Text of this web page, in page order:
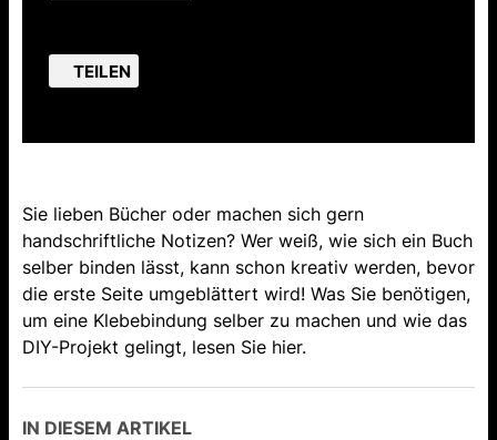
TEILEN
Sie lieben Bücher oder machen sich gern
handschriftliche Notizen? Wer weiß, wie sich ein Buch
selber binden lässt, kann schon kreativ werden, bevor
die erste Seite umgeblättert wird! Was Sie benötigen,
um eine Klebebindung selber zu machen und wie das
DIY-Projekt gelingt, lesen Sie hier.
IN DIESEM ARTIKEL